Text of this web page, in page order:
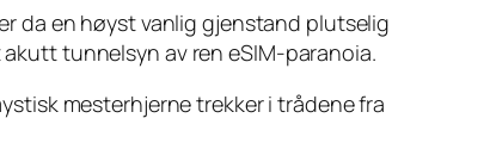
da en høyst vanlig gjenstand plutselig
tunnelsyn av ren eSIM-paranoia.
mesterhjerne trekker i trådene fra